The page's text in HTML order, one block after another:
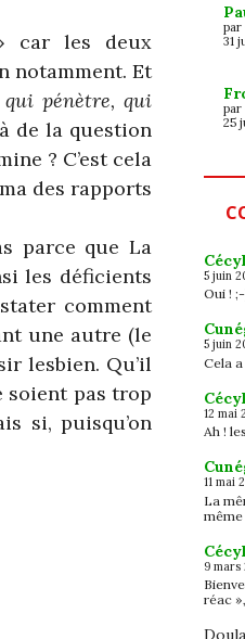
car les deux
notamment. Et
qui pénètre, qui
de la question
? C’est cela
des rapports
parce que La
les déficients
comment
une autre (le
lesbien. Qu’il
soient pas trop
si, puisqu’on
par
31
par
25
5 juin
Oui !
5 juin
Cela
12 mai
Ah !
11 mai
La
9 mars
réac